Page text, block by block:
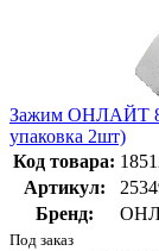
Зажим ОНЛАЙТ
упаковка 2шт)
Код товара:
Артикул:
Бренд:
Под заказ